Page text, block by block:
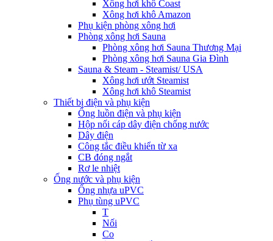
Xông hơi khô Coast
Xông hơi khô Amazon
Phụ kiện phòng xông hơi
Phòng xông hơi Sauna
Phòng xông hơi Sauna Thương Mại
Phòng xông hơi Sauna Gia Đình
Sauna & Steam - Steamist/ USA
Xông hơi ướt Steamist
Xông hơi khô Steamist
Thiết bị điện và phụ kiện
Ống luồn điện và phụ kiện
Hộp nối cáp dây điện chống nước
Dây điện
Công tắc điều khiển từ xa
CB đóng ngắt
Rơ le nhiệt
Ống nước và phụ kiện
Ống nhựa uPVC
Phụ tùng uPVC
T
Nối
Co